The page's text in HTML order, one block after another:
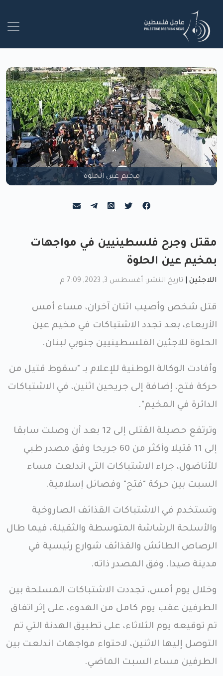
مخيم عين الحلوة
مقتل وجرح فلسطينيين في مواجهات
بمخيم عين الحلوة
اللاجئين تاريخ النشر: أغسطس 3, 2023, 7:09 م
قتل شخص وأصيب اثنان آخران، مساء أمس
الأربعاء، بعد تجدد الاشتباكات في مخيم عين
الحلوة للاجئين الفلسطينيين جنوبي لبنان.
وأفادت الوكالة الوطنية للإعلام بـ "سقوط قتيل من
حركة فتح، إضافة إلى جريحين اثنين، في الاشتباكات
الدائرة في المخيم".
وترتفع حصيلة القتلى إلى 12 بعد أن وصلت سابقا
إلى 11 قتيلا وأكثر من 60 جريحا وفق مصدر طبي
للأناضول، جراء الاشتباكات التي اندلعت مساء
السبت بين حركة "فتح" وفصائل إسلامية.
وتستخدم في الاشتباكات القذائف الصاروخية
والأسلحة الرشاشة المتوسطة والثقيلة، فيما طال
الرصاص الطائش والقذائف شوارع رئيسية في
مدينة صيدا، وفق المصدر ذاته.
وخلال يوم أمس، تجددت الاشتباكات المسلحة بين
الطرفين عقب يوم كامل من الهدوء، على إثر اتفاق
تم توقيعه يوم الثلاثاء، على تطبيق الهدنة التي تم
التوصل إليها الاثنين، لاحتواء مواجهات اندلعت بين
الطرفين مساء السبت الماضي.